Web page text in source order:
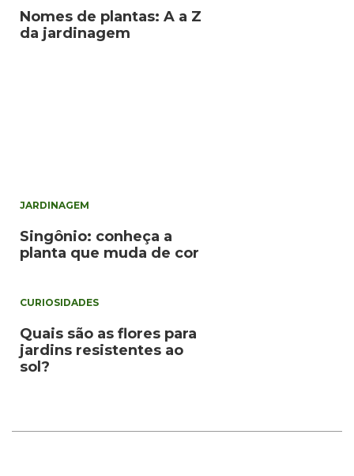
Nomes de plantas: A a Z
da jardinagem
JARDINAGEM
Singônio: conheça a
planta que muda de cor
CURIOSIDADES
Quais são as flores para
jardins resistentes ao
sol?